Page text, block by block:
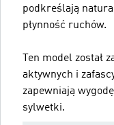
podkreślają
płynność ruchów.
Ten model został
aktywnych i
zapewniają
sylwetki.